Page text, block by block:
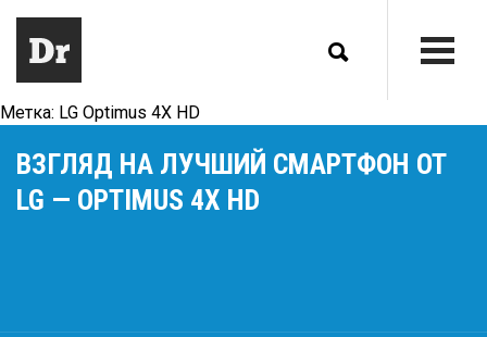
Метка: LG Optimus 4X HD
ВЗГЛЯД НА ЛУЧШИЙ СМАРТФОН ОТ
LG — OPTIMUS 4X HD